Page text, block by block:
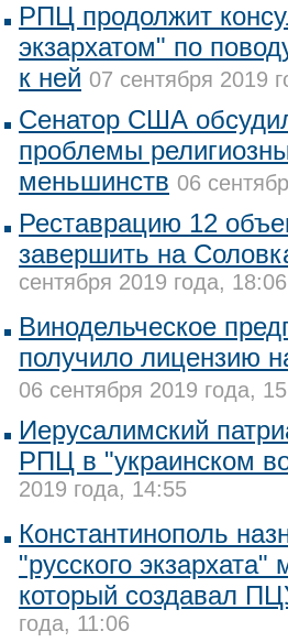
РПЦ продолжит
экзархатом" по
к ней 07 сентября 2019
Сенатор США
проблемы
меньшинств 06
Реставрацию 12
завершить на
сентября 2019 года, 18:06
Винодельческое
получило лицензию
06 сентября 2019 года,
Иерусалимский
РПЦ в "украинском
2019 года, 14:55
Константинополь
"русского экзархата"
который создавал
года, 11:06